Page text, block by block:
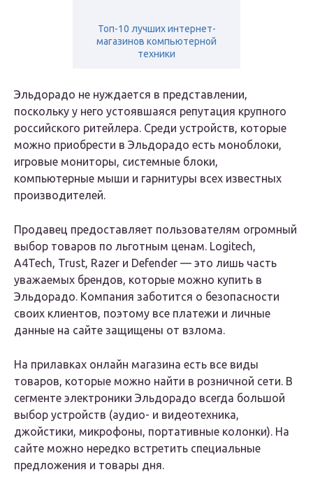
Топ-10 лучших интернет-
магазинов компьютерной
техники
Эльдорадо не нуждается в представлении,
поскольку у него устоявшаяся репутация крупного
российского ритейлера. Среди устройств, которые
можно приобрести в Эльдорадо есть моноблоки,
игровые мониторы, системные блоки,
компьютерные мыши и гарнитуры всех известных
производителей.
Продавец предоставляет пользователям огромный
выбор товаров по льготным ценам. Logitech,
A4Tech, Trust, Razer и Defender — это лишь часть
уважаемых брендов, которые можно купить в
Эльдорадо. Компания заботится о безопасности
своих клиентов, поэтому все платежи и личные
данные на сайте защищены от взлома.
На прилавках онлайн магазина есть все виды
товаров, которые можно найти в розничной сети. В
сегменте электроники Эльдорадо всегда большой
выбор устройств (аудио- и видеотехника,
джойстики, микрофоны, портативные колонки). На
сайте можно нередко встретить специальные
предложения и товары дня.